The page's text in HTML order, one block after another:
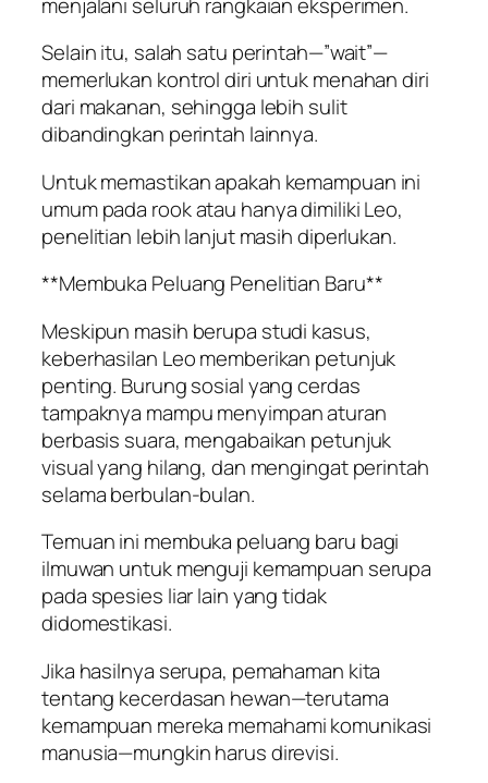
Selain itu, salah satu perintah—”wait”—
memerlukan kontrol diri untuk menahan diri
dari makanan, sehingga lebih sulit
dibandingkan perintah lainnya.
Untuk memastikan apakah kemampuan ini
umum pada rook atau hanya dimiliki Leo,
penelitian lebih lanjut masih diperlukan.
**Membuka Peluang Penelitian Baru**
Meskipun masih berupa studi kasus,
keberhasilan Leo memberikan petunjuk
penting. Burung sosial yang cerdas
tampaknya mampu menyimpan aturan
berbasis suara, mengabaikan petunjuk
visual yang hilang, dan mengingat perintah
selama berbulan-bulan.
Temuan ini membuka peluang baru bagi
ilmuwan untuk menguji kemampuan serupa
pada spesies liar lain yang tidak
didomestikasi.
Jika hasilnya serupa, pemahaman kita
tentang kecerdasan hewan—terutama
kemampuan mereka memahami komunikasi
manusia—mungkin harus direvisi.